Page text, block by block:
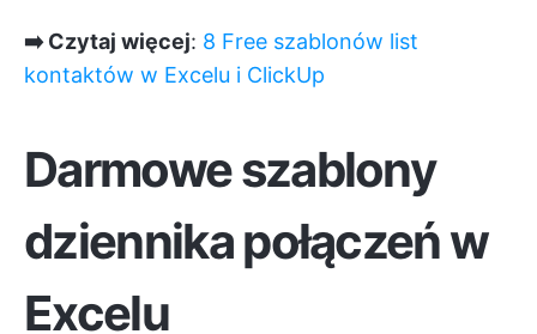
➡️ Czytaj więcej: 8 Free szablonów list
kontaktów w Excelu i ClickUp
Darmowe szablony
dziennika połączeń w
Excelu